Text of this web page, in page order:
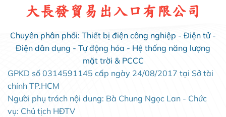
大長發貿易出入口有限公司
Chuyên phân phối: Thiết bị điện công nghiệp - Điện tử -
Điện dân dụng - Tự động hóa - Hệ thống năng lượng
mặt trời & PCCC
GPKD số 0314591145 cấp ngày 24/08/2017 tại Sở tài
chính TP.HCM
Người phụ trách nội dung: Bà Chung Ngọc Lan - Chức
vụ: Chủ tịch HĐTV